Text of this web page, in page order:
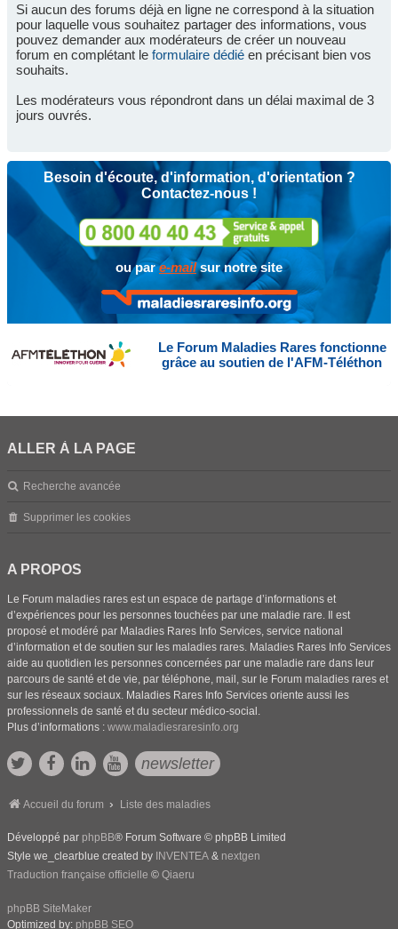
Si aucun des forums déjà en ligne ne correspond à la situation
pour laquelle vous souhaitez partager des informations, vous
pouvez demander aux modérateurs de créer un nouveau
forum en complétant le formulaire dédié en précisant bien vos
souhaits.
Les modérateurs vous répondront dans un délai maximal de 3
jours ouvrés.
Besoin d'écoute, d'information, d'orientation ?
Contactez-nous !
ou pare-mailsur notre site
Le Forum Maladies Rares fonctionne
grâce au soutien de l'AFM-Téléthon
ALLER À LA PAGE
Recherche avancée
Supprimer les cookies
A PROPOS
Le Forum maladies rares est un espace de partage d’informations et
d’expériences pour les personnes touchées par une maladie rare. Il est
proposé et modéré par Maladies Rares Info Services, service national
d’information et de soutien sur les maladies rares. Maladies Rares Info Services
aide au quotidien les personnes concernées par une maladie rare dans leur
parcours de santé et de vie, par téléphone, mail, sur le Forum maladies rares et
sur les réseaux sociaux. Maladies Rares Info Services oriente aussi les
professionnels de santé et du secteur médico-social.
Plus d’informations : www.maladiesraresinfo.org
newsletter
Accueil du forum Liste des maladies
Développé par phpBB® Forum Software © phpBB Limited
Style we_clearblue created by INVENTEA & nextgen
Traduction française officielle © Qiaeru
phpBB SiteMaker
Optimized by: phpBB SEO